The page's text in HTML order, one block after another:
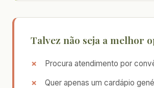
Talvez não seja a melhor
Procura atendimento por
Quer apenas um cardápio